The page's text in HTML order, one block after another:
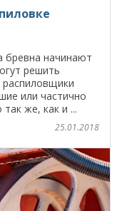
бревна начинают
решить
или частично
же, как и ...
25.01.2018